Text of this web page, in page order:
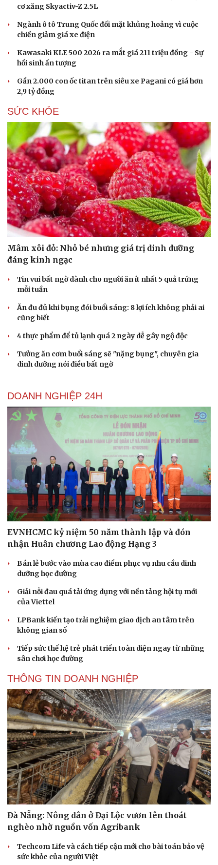
Du lịch
Tư vấn
Săn Tour
check-in
Podcast
Câu chuyện thời sự
Đọc truyện đêm khuya
Kể chuyện cho bé
Hạt giống tâm hồn
Cải chính
cơ xăng Skyactiv-Z 2.5L
Ngành ô tô Trung Quốc đối mặt khủng hoảng vì cuộc
chiến giảm giá xe điện
Kawasaki KLE 500 2026 ra mắt giá 211 triệu đồng - Sự
hồi sinh ấn tượng
Gần 2.000 con ốc titan trên siêu xe Pagani có giá hơn
2,9 tỷ đồng
SỨC KHỎE
Mâm xôi đỏ: Nhỏ bé nhưng giá trị dinh dưỡng
đáng kinh ngạc
Tin vui bất ngờ dành cho người ăn ít nhất 5 quả trứng
mỗi tuần
Ăn đu đủ khi bụng đói buổi sáng: 8 lợi ích không phải ai
cũng biết
4 thực phẩm để tủ lạnh quá 2 ngày dễ gây ngộ độc
Tưởng ăn cơm buổi sáng sẽ "nặng bụng", chuyên gia
dinh dưỡng nói điều bất ngờ
DOANH NGHIỆP 24H
EVNHCMC kỷ niệm 50 năm thành lập và đón
nhận Huân chương Lao động Hạng 3
Bán lẻ bước vào mùa cao điểm phục vụ nhu cầu dinh
dưỡng học đường
Giải nỗi đau quá tải ứng dụng với nền tảng hội tụ mới
của Viettel
LPBank kiến tạo trải nghiệm giao dịch an tâm trên
không gian số
Tiếp sức thế hệ trẻ phát triển toàn diện ngay từ những
sân chơi học đường
THÔNG TIN DOANH NGHIỆP
Đà Nẵng: Nông dân ở Đại Lộc vươn lên thoát
nghèo nhờ nguồn vốn Agribank
Techcom Life và cách tiếp cận mới cho bài toán bảo vệ
sức khỏe của người Việt